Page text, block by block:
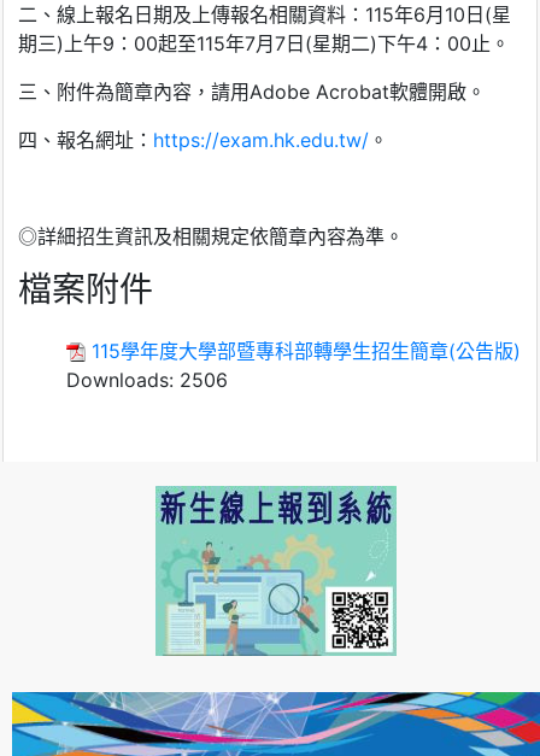
二、線上報名日期及上傳報名相關資料：115年6月10日(星
期三)上午9：00起至115年7月7日(星期二)下午4：00止。
三、附件為簡章內容，請用Adobe Acrobat軟體開啟。
四、報名網址： https://exam.hk.edu.tw/ 。
◎詳細招生資訊及相關規定依簡章內容為準。
檔案附件
115學年度大學部暨專科部轉學生招生簡章(公告版)
Downloads: 2506